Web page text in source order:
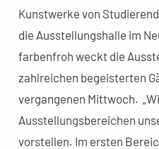
Kunstwerke von
die Ausstellungshalle im
farbenfroh weckt die
zahlreichen begeisterten
vergangenen Mittwoch.
Ausstellungsbereichen
vorstellen. Im ersten